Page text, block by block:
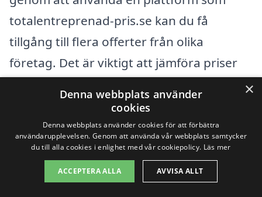
totalentreprenad-pris.se kan du få
tillgång till flera offerter från olika
företag. Det är viktigt att jämföra priser
som bäst passar ditt projekt. Att samla
information om olika entreprenörer
hjälper dig att fatta ett informerat beslut
och säkerställa att din totalentreprenad
×
Denna webbplats använder
cookies
Denna webbplats använder cookies för att förbättra
användarupplevelsen. Genom att använda vår webbplats samtycker
du till alla cookies i enlighet med vår cookiepolicy. Läs mer
ACCEPTERA ALLA AVVISA ALLT